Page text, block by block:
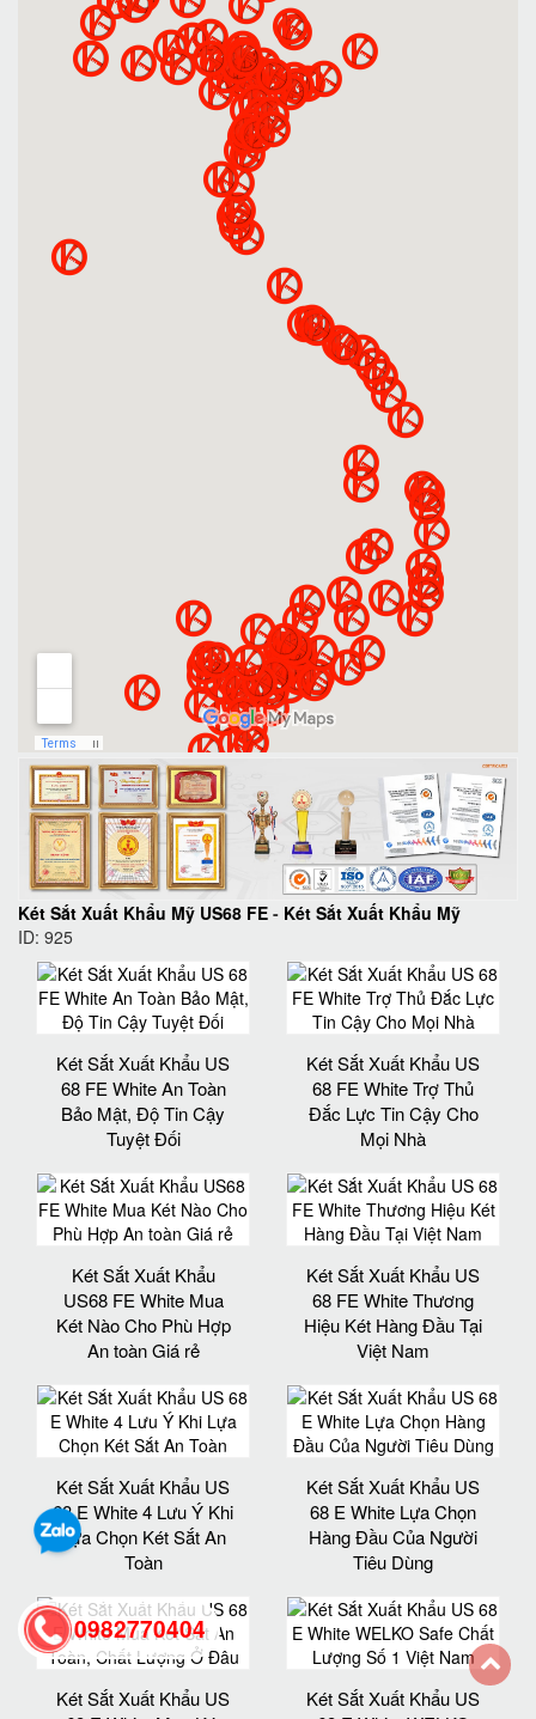
Két Sắt Xuất Khẩu Mỹ US68 FE - Két Sắt Xuất Khẩu Mỹ
ID: 925
Két Sắt Xuất Khẩu US
68 FE White An Toàn
Bảo Mật, Độ Tin Cậy
Tuyệt Đối
Két Sắt Xuất Khẩu US
68 FE White Trợ Thủ
Đắc Lực Tin Cậy Cho
Mọi Nhà
Két Sắt Xuất Khẩu
US68 FE White Mua
Két Nào Cho Phù Hợp
An toàn Giá rẻ
Két Sắt Xuất Khẩu US
68 FE White Thương
Hiệu Két Hàng Đầu Tại
Việt Nam
Két Sắt Xuất Khẩu US
68 E White 4 Lưu Ý Khi
Lựa Chọn Két Sắt An
Toàn
Két Sắt Xuất Khẩu US
68 E White Lựa Chọn
Hàng Đầu Của Người
Tiêu Dùng
Két Sắt Xuất Khẩu US
Két Sắt Xuất Khẩu US
0982770404
back